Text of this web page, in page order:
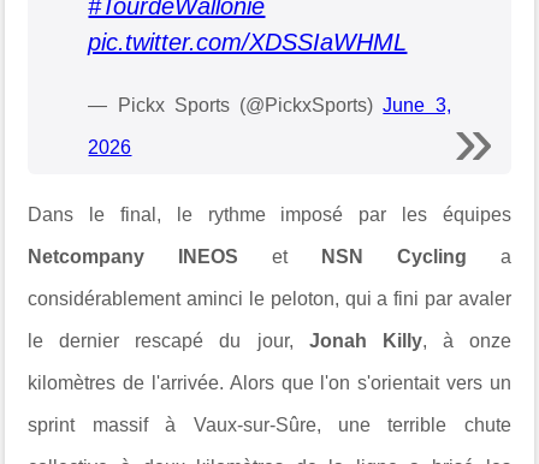
#TourdeWallonie
pic.twitter.com/XDSSIaWHML
— Pickx Sports (@PickxSports)June 3,
2026
Dans le final, le rythme imposé par les équipes
Netcompany INEOS et NSN Cycling a
considérablement aminci le peloton, qui a fini par avaler
le dernier rescapé du jour, Jonah Killy, à onze
kilomètres de l'arrivée. Alors que l'on s'orientait vers un
sprint massif à Vaux-sur-Sûre, une terrible chute